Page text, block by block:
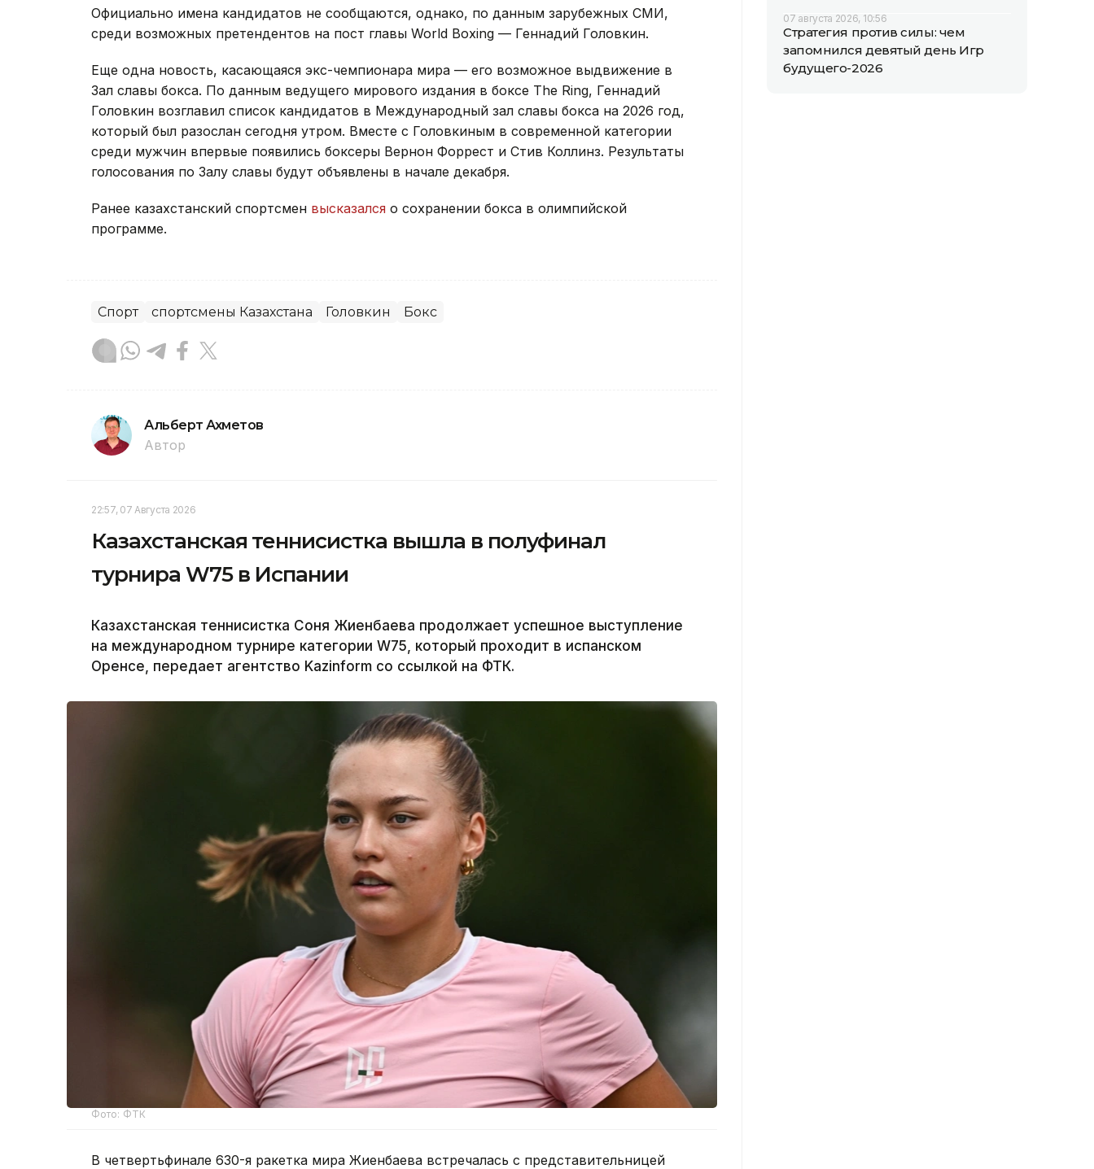
Официально имена кандидатов не сообщаются, однако, по данным зарубежных СМИ,
среди возможных претендентов на пост главы World Boxing — Геннадий Головкин.
Еще одна новость, касающаяся экс-чемпионара мира — его возможное выдвижение в
Зал славы бокса. По данным ведущего мирового издания в боксе The Ring, Геннадий
Головкин возглавил список кандидатов в Международный зал славы бокса на 2026 год,
который был разослан сегодня утром. Вместе с Головкиным в современной категории
среди мужчин впервые появились боксеры Вернон Форрест и Стив Коллинз. Результаты
голосования по Залу славы будут объявлены в начале декабря.
Ранее казахстанский спортсмен высказался о сохранении бокса в олимпийской
программе.
Спорт спортсмены Казахстана Головкин Бокс
Альберт Ахметов
Автор
22:57, 07 Августа 2026
Казахстанская теннисистка вышла в полуфинал
турнира W75 в Испании
Казахстанская теннисистка Соня Жиенбаева продолжает успешное выступление
на международном турнире категории W75, который проходит в испанском
Оренсе, передает агентство Kazinform со ссылкой на ФТК.
Фото: ФТК
В четвертьфинале 630-я ракетка мира Жиенбаева встречалась с представительницей
07 августа 2026, 10:56
Стратегия против силы: чем
запомнился девятый день Игр
будущего-2026